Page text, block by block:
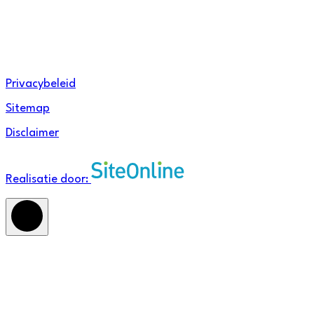
Privacybeleid
Sitemap
Disclaimer
Realisatie door: